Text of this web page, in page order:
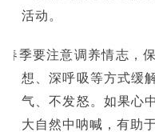
活动。
春季要注意调养情志，
想、深呼吸等方式缓
气、不发怒。如果心
大自然中呐喊，有助